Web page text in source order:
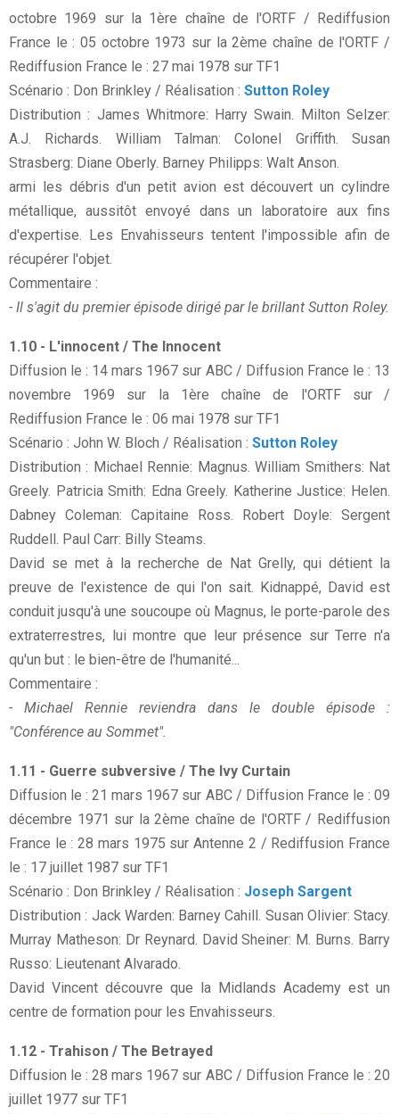
octobre 1969 sur la 1ère chaîne de l'ORTF / Rediffusion
France le : 05 octobre 1973 sur la 2ème chaîne de l'ORTF /
Rediffusion France le : 27 mai 1978 sur TF1
Scénario : Don Brinkley / Réalisation : Sutton Roley
Distribution : James Whitmore: Harry Swain. Milton Selzer:
A.J. Richards. William Talman: Colonel Griffith. Susan
Strasberg: Diane Oberly. Barney Philipps: Walt Anson.
armi les débris d'un petit avion est découvert un cylindre
métallique, aussitôt envoyé dans un laboratoire aux fins
d'expertise. Les Envahisseurs tentent l'impossible afin de
récupérer l'objet.
Commentaire :
- Il s'agit du premier épisode dirigé par le brillant Sutton Roley.
1.10 - L'innocent / The Innocent
Diffusion le : 14 mars 1967 sur ABC / Diffusion France le : 13
novembre 1969 sur la 1ère chaîne de l'ORTF sur /
Rediffusion France le : 06 mai 1978 sur TF1
Scénario : John W. Bloch / Réalisation : Sutton Roley
Distribution : Michael Rennie: Magnus. William Smithers: Nat
Greely. Patricia Smith: Edna Greely. Katherine Justice: Helen.
Dabney Coleman: Capitaine Ross. Robert Doyle: Sergent
Ruddell. Paul Carr: Billy Steams.
David se met à la recherche de Nat Grelly, qui détient la
preuve de l'existence de qui l'on sait. Kidnappé, David est
conduit jusqu'à une soucoupe où Magnus, le porte-parole des
extraterrestres, lui montre que leur présence sur Terre n'a
qu'un but : le bien-être de l'humanité...
Commentaire :
- Michael Rennie reviendra dans le double épisode :
"Conférence au Sommet".
1.11 - Guerre subversive / The Ivy Curtain
Diffusion le : 21 mars 1967 sur ABC / Diffusion France le : 09
décembre 1971 sur la 2ème chaîne de l'ORTF / Rediffusion
France le : 28 mars 1975 sur Antenne 2 / Rediffusion France
le : 17 juillet 1987 sur TF1
Scénario : Don Brinkley / Réalisation : Joseph Sargent
Distribution : Jack Warden: Barney Cahill. Susan Olivier: Stacy.
Murray Matheson: Dr Reynard. David Sheiner: M. Burns. Barry
Russo: Lieutenant Alvarado.
David Vincent découvre que la Midlands Academy est un
centre de formation pour les Envahisseurs.
1.12 - Trahison / The Betrayed
Diffusion le : 28 mars 1967 sur ABC / Diffusion France le : 20
juillet 1977 sur TF1